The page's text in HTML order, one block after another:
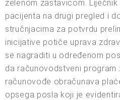
zelenom zastavicom.
pacijenta na drugi pregled i
stručnjacima za potvrdu
inicijative potiče uprava
se nagraditi u određenom
da računovodstveni program
računovođe obračunava
opsega posla koji je